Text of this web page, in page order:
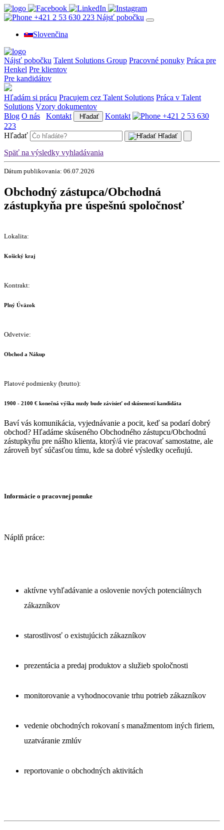
+421 2 53 630 223 Nájsť pobočku
Slovenčina
Nájsť pobočku Talent Solutions Group Pracovné ponuky Práca pre
Henkel Pre klientov
Pre kandidátov
Hľadám si prácu Pracujem cez Talent Solutions Práca v Talent
Solutions Vzory dokumentov
Blog O nás Kontakt Hľadať Kontakt
+421 2 53 630
223
Hľadať
Hľadať
Späť na výsledky vyhladávania
Dátum publikovania: 06.07.2026
Obchodný zástupca/Obchodná
zástupkyňa pre úspešnú spoločnosť
Lokalita:
Košický kraj
Kontrakt:
Plný Úväzok
Odvetvie:
Obchod a Nákup
Platové podmienky (brutto):
1900 - 2100 € konečná výška mzdy bude závisieť od skúseností kandidáta
Baví vás komunikácia, vyjednávanie a pocit, keď sa podarí dobrý
obchod? Hľadáme skúseného Obchodného zástupcu/Obchodnú
zástupkyňu pre nášho klienta, ktorý/á vie pracovať samostatne, ale
zároveň byť súčasťou tímu, kde sa dobré výsledky oceňujú.
Informácie o pracovnej ponuke
Náplň práce:
aktívne vyhľadávanie a oslovenie nových potenciálnych
zákazníkov
starostlivosť o existujúcich zákazníkov
prezentácia a predaj produktov a služieb spoločnosti
monitorovanie a vyhodnocovanie trhu potrieb zákazníkov
vedenie obchodných rokovaní s manažmentom iných firiem,
uzatváranie zmlúv
reportovanie o obchodných aktivitách